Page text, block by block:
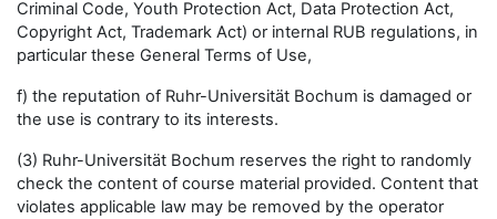
Criminal Code, Youth Protection Act, Data Protection Act,
Copyright Act, Trademark Act) or internal RUB regulations, in
particular these General Terms of Use,
f) the reputation of Ruhr-Universität Bochum is damaged or
the use is contrary to its interests.
(3) Ruhr-Universität Bochum reserves the right to randomly
check the content of course material provided. Content that
violates applicable law may be removed by the operator